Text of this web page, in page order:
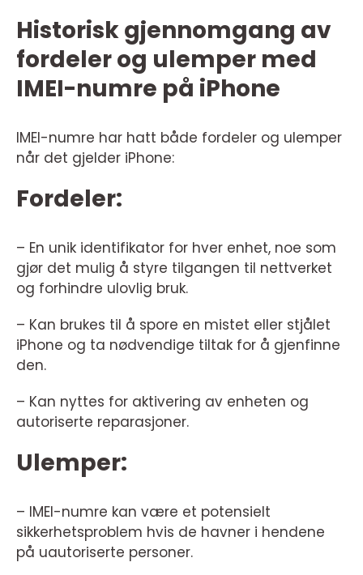
Historisk gjennomgang av
fordeler og ulemper med
IMEI-numre på iPhone
IMEI-numre har hatt både fordeler og ulemper
når det gjelder iPhone:
Fordeler:
– En unik identifikator for hver enhet, noe som
gjør det mulig å styre tilgangen til nettverket
og forhindre ulovlig bruk.
– Kan brukes til å spore en mistet eller stjålet
iPhone og ta nødvendige tiltak for å gjenfinne
den.
– Kan nyttes for aktivering av enheten og
autoriserte reparasjoner.
Ulemper:
– IMEI-numre kan være et potensielt
sikkerhetsproblem hvis de havner i hendene
på uautoriserte personer.